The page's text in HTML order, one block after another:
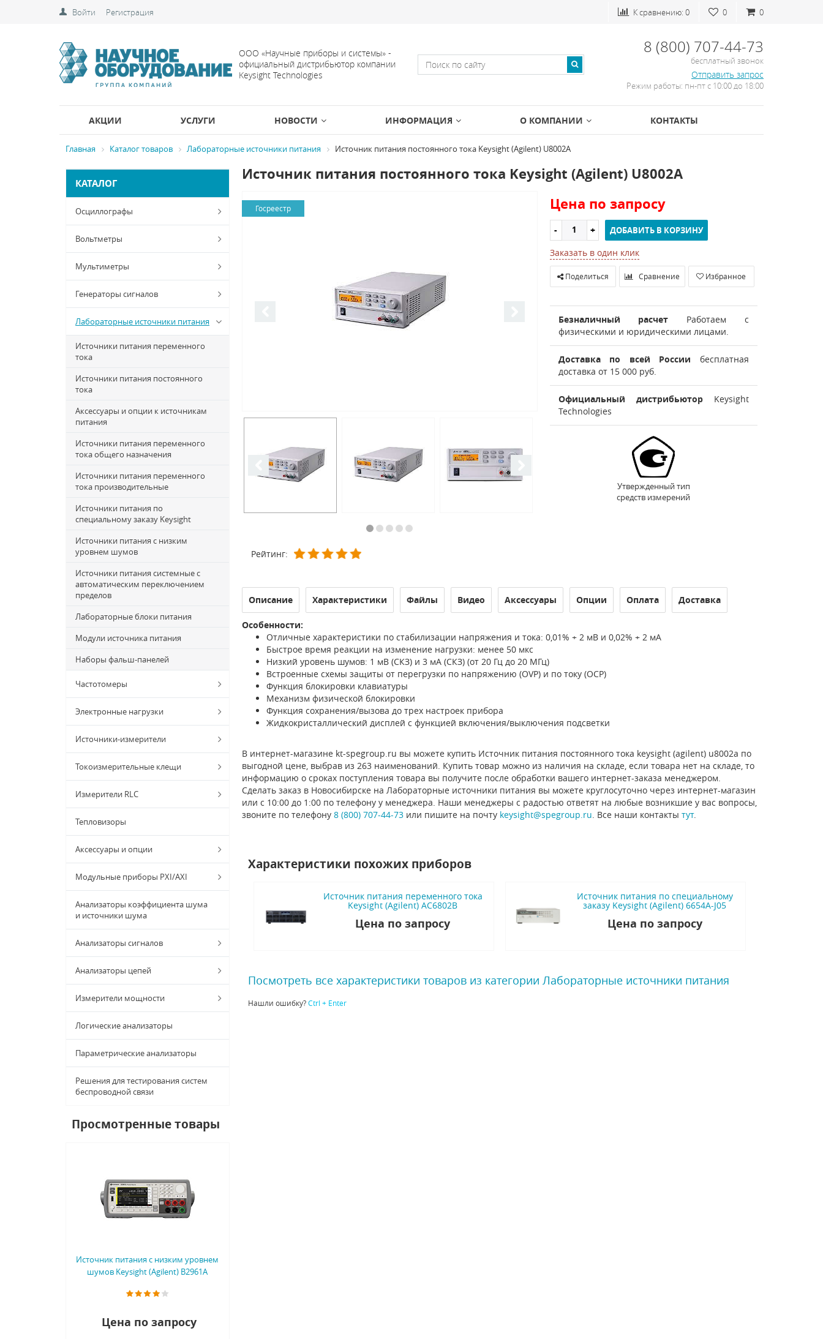
Войти Регистрация 0
0
К сравнению: 0
ООО «Научные приборы и системы» -
официальный дистрибьютор компании
Keysight Technologies
8 (800) 707-44-73
бесплатный звонок
Отправить запрос
Режим работы: пн-пт с 10:00 до 18:00
АКЦИИ УСЛУГИ НОВОСТИ ИНФОРМАЦИЯ О КОМПАНИИ КОНТАКТЫ
Главная Каталог товаров Лабораторные источники питания Источник питания постоянного тока Keysight (Agilent) U8002A
КАТАЛОГ
Осциллографы
Вольтметры
Мультиметры
Генераторы сигналов
Лабораторные источники питания
Источники питания переменного
тока
Источники питания постоянного
тока
Аксессуары и опции к источникам
питания
Источники питания переменного
тока общего назначения
Источники питания переменного
тока производительные
Источники питания по
специальному заказу Keysight
Источники питания с низким
уровнем шумов
Источники питания системные с
автоматическим переключением
пределов
Лабораторные блоки питания
Модули источника питания
Наборы фальш-панелей
Частотомеры
Электронные нагрузки
Источники-измерители
Токоизмерительные клещи
Измерители RLC
Тепловизоры
Аксессуары и опции
Модульные приборы PXI/AXI
Анализаторы коэффициента шума
и источники шума
Анализаторы сигналов
Анализаторы цепей
Измерители мощности
Логические анализаторы
Параметрические анализаторы
Решения для тестирования систем
беспроводной связи
Просмотренные товары
Источник питания с низким уровнем
шумов Keysight (Agilent) B2961A
Цена по запросу
Источник питания постоянного тока Keysight (Agilent) U8002A
Госреестр
Рейтинг:
Цена по запросу
ДОБАВИТЬ В КОРЗИНУ
Заказать в один клик
Поделиться Сравнение Избранное
Безналичный расчет Работаем с
физическими и юридическими лицами.
Доставка по всей России бесплатная
доставка от 15 000 руб.
Официальный дистрибьюторKeysight
Technologies
Утвержденный тип
средств измерений
Описание Характеристики Файлы Видео Аксессуары Опции Оплата Доставка
Особенности:
Отличные характеристики по стабилизации напряжения и тока: 0,01% + 2 мВ и 0,02% + 2 мА
Быстрое время реакции на изменение нагрузки: менее 50 мкс
Низкий уровень шумов: 1 мВ (СКЗ) и 3 мА (СКЗ) (от 20 Гц до 20 МГц)
Встроенные схемы защиты от перегрузки по напряжению (OVP) и по току (OCP)
Функция блокировки клавиатуры
Механизм физической блокировки
Функция сохранения/вызова до трех настроек прибора
Жидкокристаллический дисплей с функцией включения/выключения подсветки
В интернет-магазине kt-spegroup.ru вы можете купить Источник питания постоянного тока keysight (agilent) u8002a по
выгодной цене, выбрав из 263 наименований. Купить товар можно из наличия на складе, если товара нет на складе, то
информацию о сроках поступления товара вы получите после обработки вашего интернет-заказа менеджером.
Сделать заказ в Новосибирске на Лабораторные источники питания вы можете круглосуточно через интернет-магазин
или с 10:00 до 1:00 по телефону у менеджера. Наши менеджеры с радостью ответят на любые возникшие у вас вопросы,
звоните по телефону 8 (800) 707-44-73или пишите на почту keysight@spegroup.ru . Все наши контакты тут.
Характеристики похожих приборов
Источник питания переменного тока
Keysight (Agilent) AC6802B
Цена по запросу
Источник питания по специальному
заказу Keysight (Agilent) 6654A-J05
Цена по запросу
Посмотреть все характеристики товаров из категории Лабораторные источники питания
Нашли ошибку?Ctrl + Enter